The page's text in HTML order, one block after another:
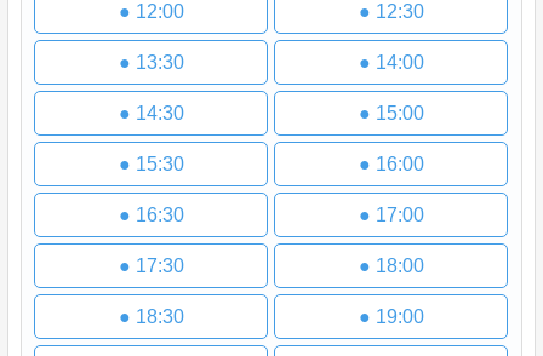
● 12:00 ● 12:30
● 13:30 ● 14:00
● 14:30 ● 15:00
● 15:30 ● 16:00
● 16:30 ● 17:00
● 17:30 ● 18:00
● 18:30 ● 19:00